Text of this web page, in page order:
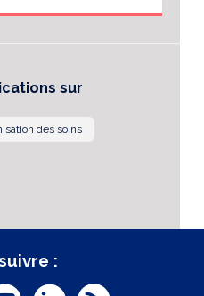
sur
des soins
: